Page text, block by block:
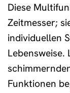
Diese
Zeitmesser;
individuellen
Lebensweise.
Funktionen